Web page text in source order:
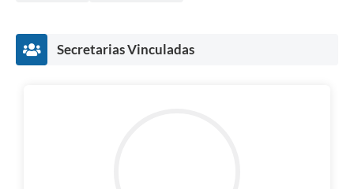
Secretarias Vinculadas